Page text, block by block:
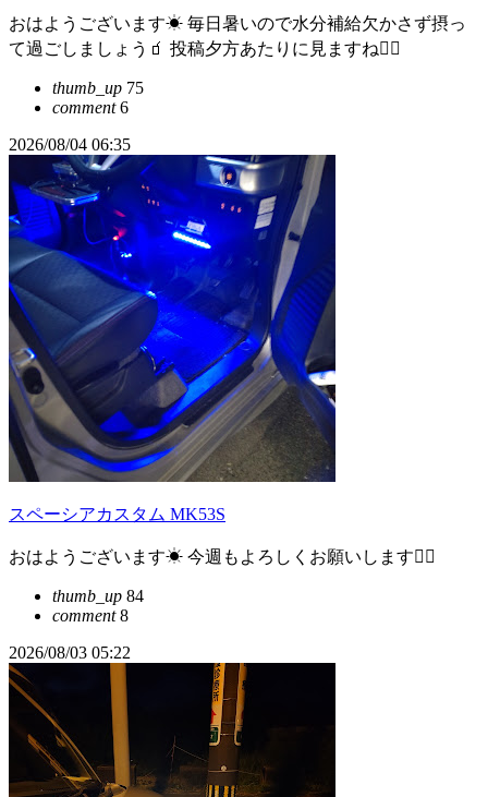
おはようございます☀ 毎日暑いので水分補給欠かさず摂っ
て過ごしましょう🧃 投稿夕方あたりに見ますね🙇‍♂
thumb_up 75
comment6
2026/08/04 06:35
スペーシアカスタム MK53S
おはようございます☀ 今週もよろしくお願いします🙇‍♂
thumb_up 84
comment8
2026/08/03 05:22